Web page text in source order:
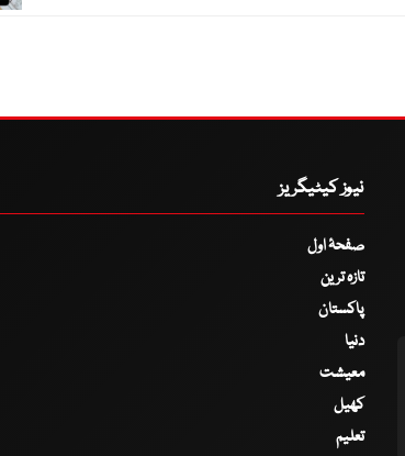
نیوز کیٹیگریز
صفحۂ اول
تازہ ترین
پاکستان
دنیا
معیشت
کھیل
تعلیم